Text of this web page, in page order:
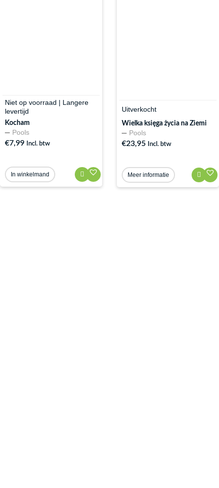
Niet op voorraad | Langere
levertijd
Kocham
Pools
€7,99 Incl. btw
In winkelmand
Uitverkocht
Wielka księga życia na Ziemi
Pools
€23,95 Incl. btw
Meer informatie